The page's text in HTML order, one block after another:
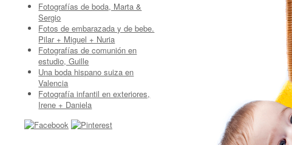
Fotografías de boda, Marta &
Sergio
Fotos de embarazada y de bebe.
Pilar + Miguel + Nuria
Fotografías de comunión en
estudio, Guille
Una boda hispano suiza en
Valencia
Fotografía infantil en exteriores,
Irene + Daniela